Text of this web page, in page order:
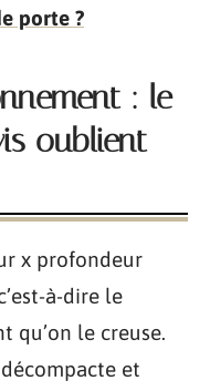
porte ?
: le
oublient
x profondeur
à-dire le
qu’on le creuse.
et